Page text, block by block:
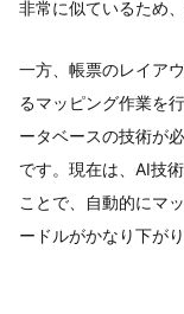
非常に似ているため
一方、帳票のレイア
るマッピング作業を
ータベースの技術が
です。現在は、AI技
ことで、自動的にマ
ードルがかなり下が